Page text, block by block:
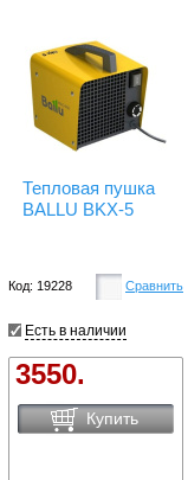
Тепловая пушка
BALLU BKX-5
Код: 19228 Сравнить
Есть в наличии
3550.
Купить